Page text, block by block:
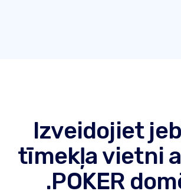
Izveidojiet
tīmekļa vietni
.POKER